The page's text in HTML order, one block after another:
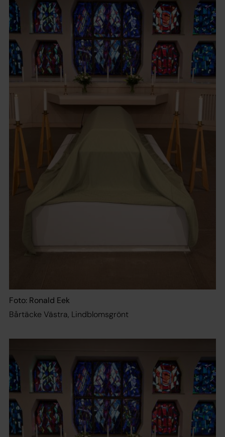
Foto: Ronald Eek
Bårtäcke Västra, Lindblomsgrönt